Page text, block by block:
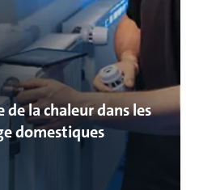
la chaleur dans les
domestiques